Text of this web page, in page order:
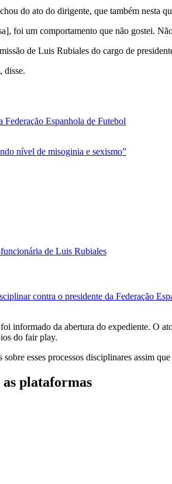
do ato do dirigente, que também nesta
foi um comportamento que não gostei.
de Luis Rubiales do cargo de
disse.
Federação Espanhola de Futebol
nível de misoginia e sexismo”
de Luis Rubiales
contra o presidente da Federação
informado da abertura do expediente. O
do fair play.
esses processos disciplinares assim
as plataformas